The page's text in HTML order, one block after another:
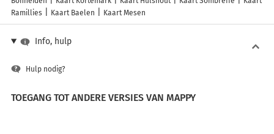
Ramillies
Kaart Baelen Kaart Mesen
Info, hulp
Hulp nodig?
TOEGANG TOT ANDERE VERSIES VAN MAPPY